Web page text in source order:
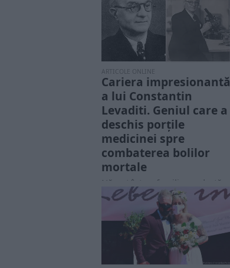
ARTICOLE ONLINE
Cariera impresionantă
a lui Constantin
Levaditi. Geniul care a
deschis porțile
medicinei spre
combaterea bolilor
mortale
Născut într-o familie modestă
din Galați, în 1874, Constantin
Levaditi a cunoscut încă de la